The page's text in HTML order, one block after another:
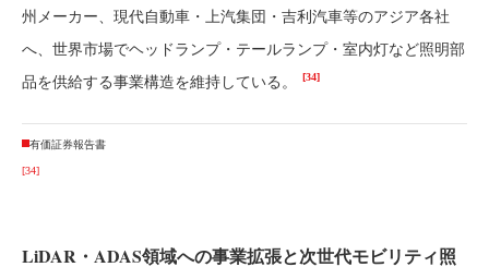
州メーカー、現代自動車・上汽集団・吉利汽車等のアジア各社
へ、世界市場でヘッドランプ・テールランプ・室内灯など照明部
品を供給する事業構造を維持している。
[34]
有価証券報告書
[34]
LiDAR・ADAS領域への事業拡張と次世代モビリティ照